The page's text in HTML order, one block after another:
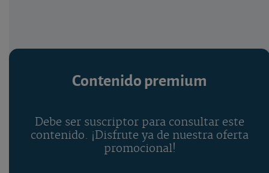
Contenido premium
Debe ser suscriptor para consultar este
contenido. ¡Disfrute ya de nuestra oferta
promocional!